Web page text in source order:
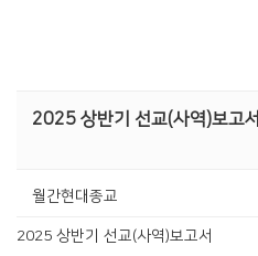
2025 상반기 선교(사역)보고서
월간현대종교
2025 상반기 선교(사역)보고서